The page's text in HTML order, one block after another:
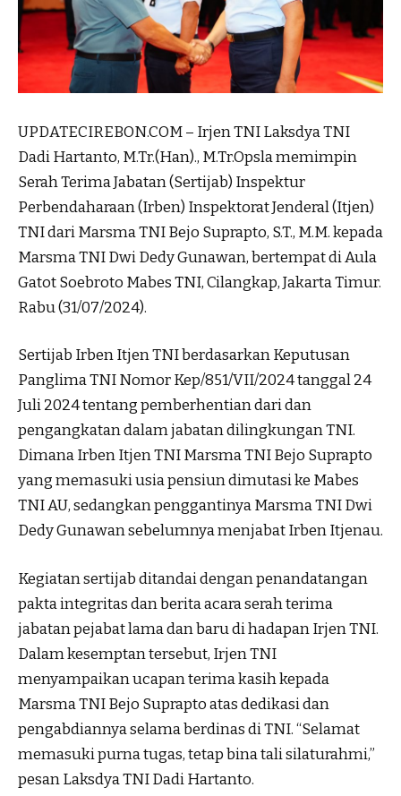
UPDATECIREBON.COM – Irjen TNI Laksdya TNI
Dadi Hartanto, M.Tr.(Han)., M.Tr.Opsla memimpin
Serah Terima Jabatan (Sertijab) Inspektur
Perbendaharaan (Irben) Inspektorat Jenderal (Itjen)
TNI dari Marsma TNI Bejo Suprapto, S.T., M.M. kepada
Marsma TNI Dwi Dedy Gunawan, bertempat di Aula
Gatot Soebroto Mabes TNI, Cilangkap, Jakarta Timur.
Rabu (31/07/2024).
Sertijab Irben Itjen TNI berdasarkan Keputusan
Panglima TNI Nomor Kep/851/VII/2024 tanggal 24
Juli 2024 tentang pemberhentian dari dan
pengangkatan dalam jabatan dilingkungan TNI.
Dimana Irben Itjen TNI Marsma TNI Bejo Suprapto
yang memasuki usia pensiun dimutasi ke Mabes
TNI AU, sedangkan penggantinya Marsma TNI Dwi
Dedy Gunawan sebelumnya menjabat Irben Itjenau.
Kegiatan sertijab ditandai dengan penandatangan
pakta integritas dan berita acara serah terima
jabatan pejabat lama dan baru di hadapan Irjen TNI.
Dalam kesemptan tersebut, Irjen TNI
menyampaikan ucapan terima kasih kepada
Marsma TNI Bejo Suprapto atas dedikasi dan
pengabdiannya selama berdinas di TNI. “Selamat
memasuki purna tugas, tetap bina tali silaturahmi,”
pesan Laksdya TNI Dadi Hartanto.